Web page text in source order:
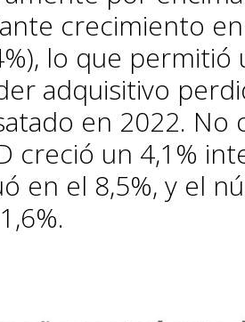
crecimiento
lo que
adquisitivo
en 2022. No
creció un 4,1%
en el 8,5%, y el